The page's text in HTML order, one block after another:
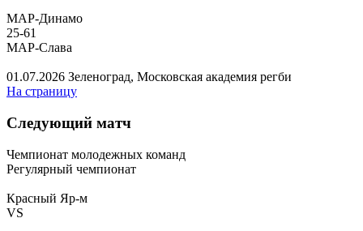
МАР-Динамо
25-61
МАР-Слава
01.07.2026 Зеленоград, Московская академия регби
На страницу
Следующий матч
Чемпионат молодежных команд
Регулярный чемпионат
Красный Яр-м
VS